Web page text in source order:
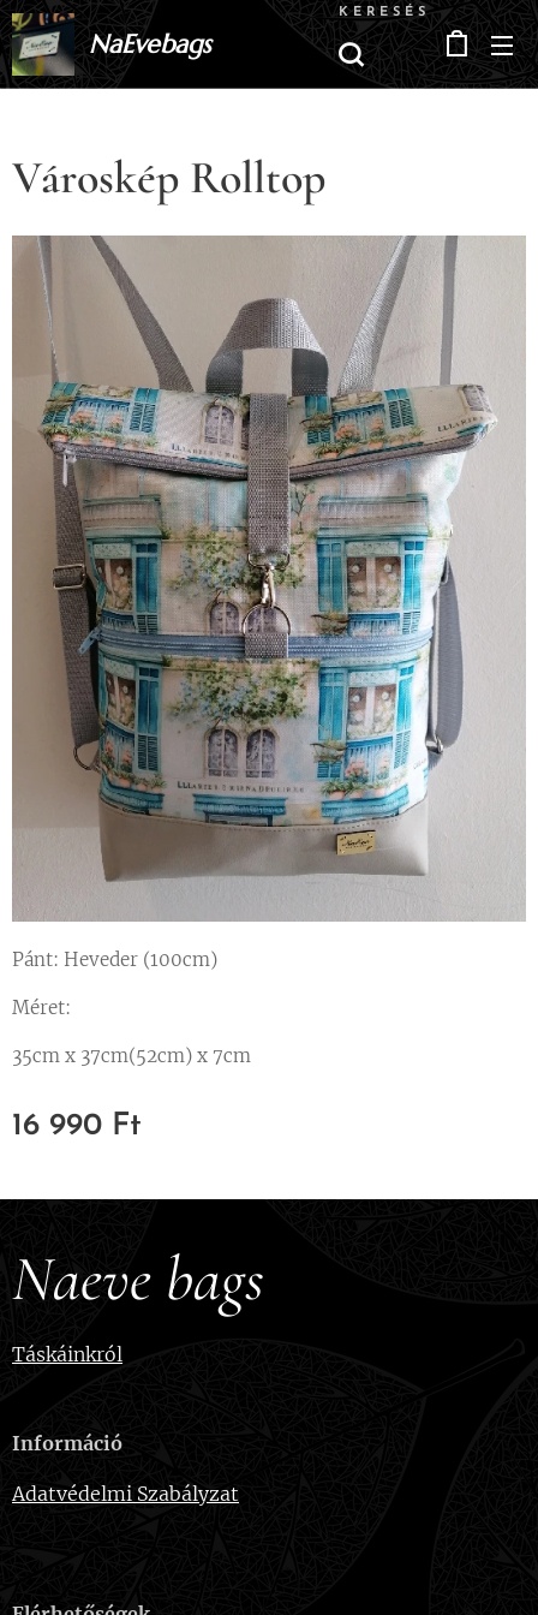
NaEvebags
KERESÉS
Városkép Rolltop
Pánt: Heveder (100cm)
Méret:
35cm x 37cm(52cm) x 7cm
16 990 Ft
Naeve bags
Táskáinkról
Információ
Adatvédelmi Szabályzat